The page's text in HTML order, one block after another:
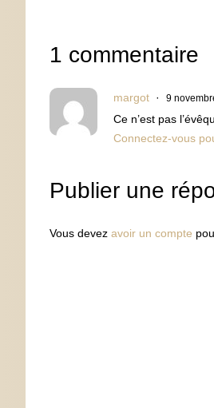
1 commentaire
margot 9
Ce n’est pas
Connectez-vous
Publier une
Vous devez avoir un compte